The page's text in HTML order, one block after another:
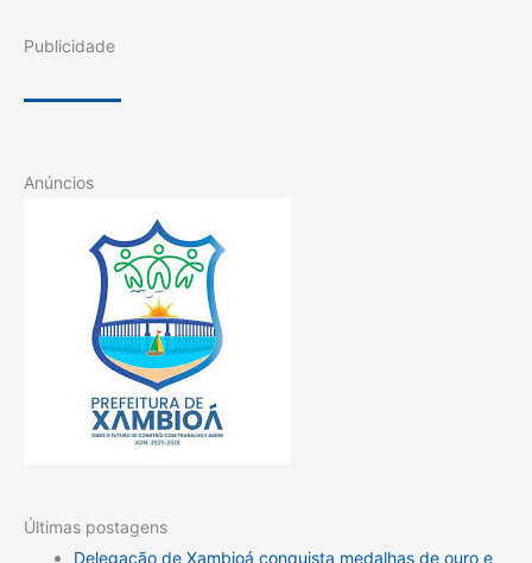
Publicidade
Anúncios
Últimas postagens
Delegação de Xambioá conquista medalhas de ouro e